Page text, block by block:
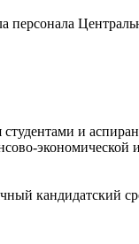
персонала
и
экономической
кандидатский